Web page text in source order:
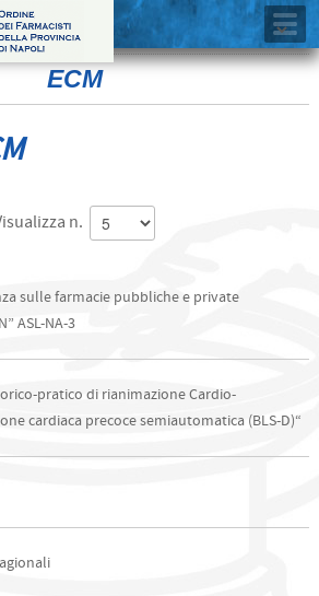
ECM
n.
sulle farmacie pubbliche e private
ASL-NA-3
pratico di rianimazione Cardio-
cardiaca precoce semiautomatica (BLS-D)“